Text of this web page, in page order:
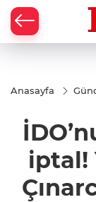
Anasayfa
iptal!